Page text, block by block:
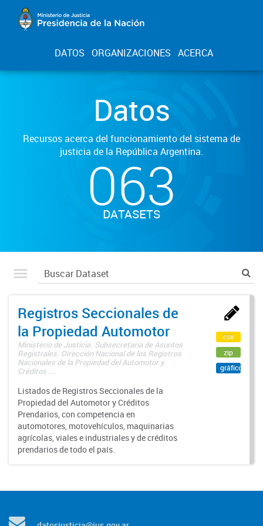
DATOS ORGANIZACIONES ACERCA
Datos
Recursos acerca del funcionamiento del sistema de
justicia de la República Argentina.
063
DATASETS
Registros Seccionales de
la Propiedad Automotor
Ministerio de Justicia. Subsecretaría de Asuntos
Registrales. Dirección Nacional de los Registros
Nacionales de la Propiedad del Automotor y
Créditos ...
Listados de Registros Seccionales de la
Propiedad del Automotor y Créditos
Prendarios, con competencia en
automotores, motovehículos, maquinarias
agrícolas, viales e industriales y de créditos
prendarios de todo el país.
csv
zip
gráfico